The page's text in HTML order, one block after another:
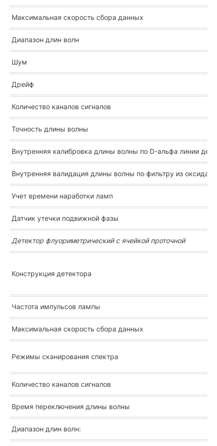
Максимальная скорость сбора данных
Диапазон длин волн
Шум
Дрейф
Количество каналов сигналов
Точность длины волны
Внутренняя калибровка длины волны по D-альфа линии
Внутренняя валидация длины волны по фильтру из оксида
Учет времени наработки ламп
Датчик утечки подвижной фазы
Детектор флуориметрический с ячейкой проточной
Конструкция детектора
Частота импульсов лампы
Максимальная скорость сбора данных
Режимы сканирования спектра
Количество каналов сигналов
Время переключения длины волны
Диапазон длин волн: